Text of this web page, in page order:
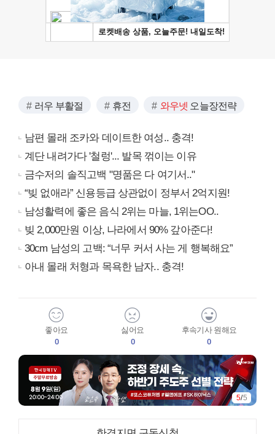
러우 부활절 휴전 와우넷 오늘장전략
남편 몰래 조카와 데이트한 여성.. 충격!
계단 내려가다 '철렁'... 발목 꺾이는 이유
금수저의 솔직고백 "명품은 다 여기서.."
“빚 없애라” 신용등급 상관없이 정부서 2억지원!
남성활력에 좋은 음식 2위는 마늘, 1위는OO..
빚 2,000만원 이상, 나라에서 90% 갚아준다!
30cm 남성의 고백: “너무 커서 사는 게 행복해요”
아내 몰래 처형과 목욕한 남자.. 충격!
좋아요
0
싫어요
0
후속기사 원해요
0
5/5